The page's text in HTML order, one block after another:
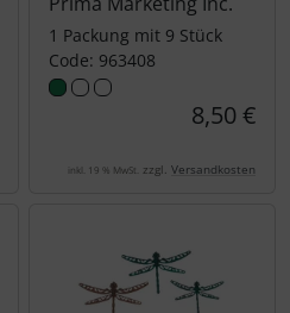
1 Packung mit 9 Stück
Code: 963408
8,50 €
inkl. 19 % MwSt. zzgl. Versandkosten